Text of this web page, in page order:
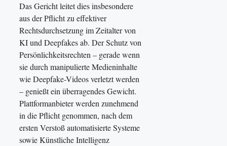
Das Gericht leitet dies insbesondere
aus der Pflicht zu effektiver
Rechtsdurchsetzung im Zeitalter von
KI und Deepfakes ab. Der Schutz von
Persönlichkeitsrechten – gerade wenn
sie durch manipulierte Medieninhalte
wie Deepfake-Videos verletzt werden
– genießt ein überragendes Gewicht.
Plattformanbieter werden zunehmend
in die Pflicht genommen, nach dem
ersten Verstoß automatisierte Systeme
sowie Künstliche Intelligenz